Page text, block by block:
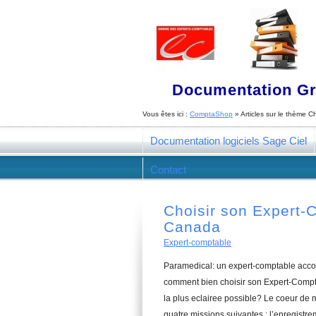
Documentation
Vous êtes ici : ComptaShop » Articles sur le thème
Documentation logiciels Sage Ciel
Contact
Choisir son Expert-
Canada
Expert-comptable
Paramedical: un expert-comptable
comment bien choisir son Expert-
la plus eclairee possible? Le coeur de